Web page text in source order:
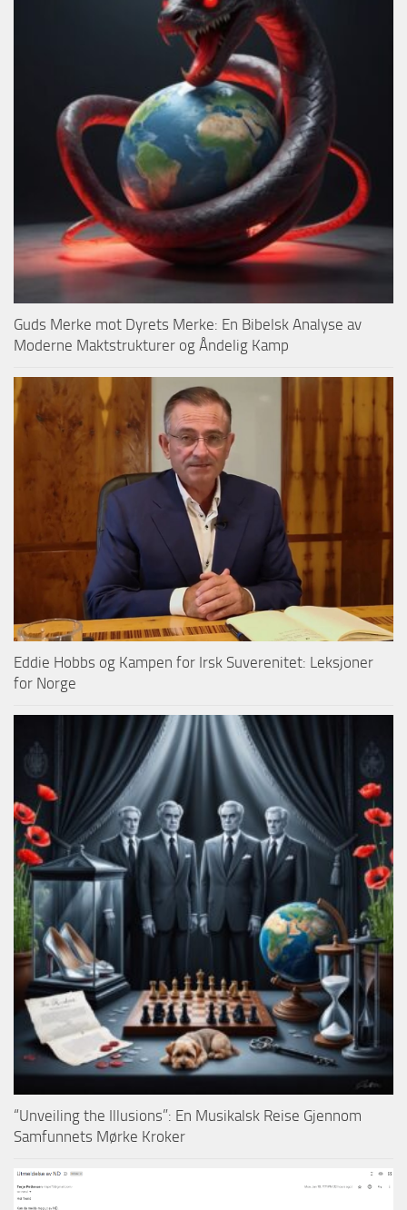
Guds Merke mot Dyrets Merke: En Bibelsk Analyse av
Moderne Maktstrukturer og Åndelig Kamp
Eddie Hobbs og Kampen for Irsk Suverenitet: Leksjoner
for Norge
“Unveiling the Illusions”: En Musikalsk Reise Gjennom
Samfunnets Mørke Kroker